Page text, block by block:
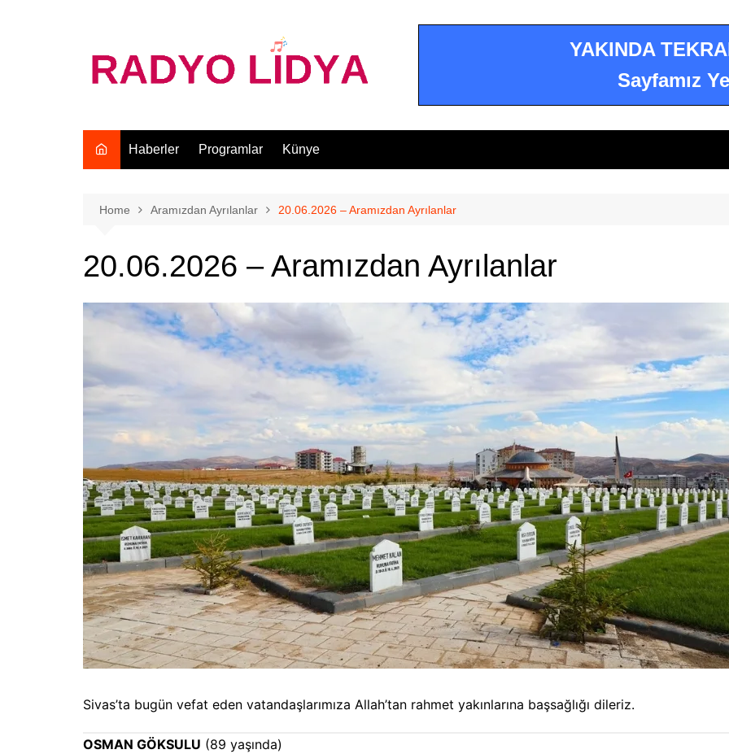
YAKINDA
Sayfamız
Haberler Programlar Künye
Home Aramızdan Ayrılanlar 20.06.2026 – Aramızdan Ayrılanlar
20.06.2026 – Aramızdan Ayrılanlar
Sivas’ta bugün vefat eden vatandaşlarımıza Allah’tan rahmet yakınlarına başsağlığı dileriz.
OSMAN GÖKSULU (89 yaşında)